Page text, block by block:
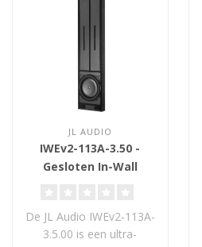
JL AUDIO
IWEv2-113A-3.50 -
Gesloten In-Wall
De JL Audio IWEv2-113A-
3.5.00 is een ultra-